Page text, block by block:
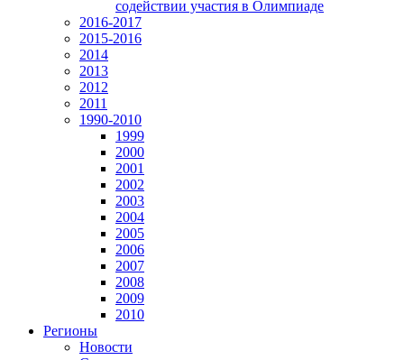
содействии участия в Олимпиаде
2016-2017
2015-2016
2014
2013
2012
2011
1990-2010
1999
2000
2001
2002
2003
2004
2005
2006
2007
2008
2009
2010
Регионы
Новости